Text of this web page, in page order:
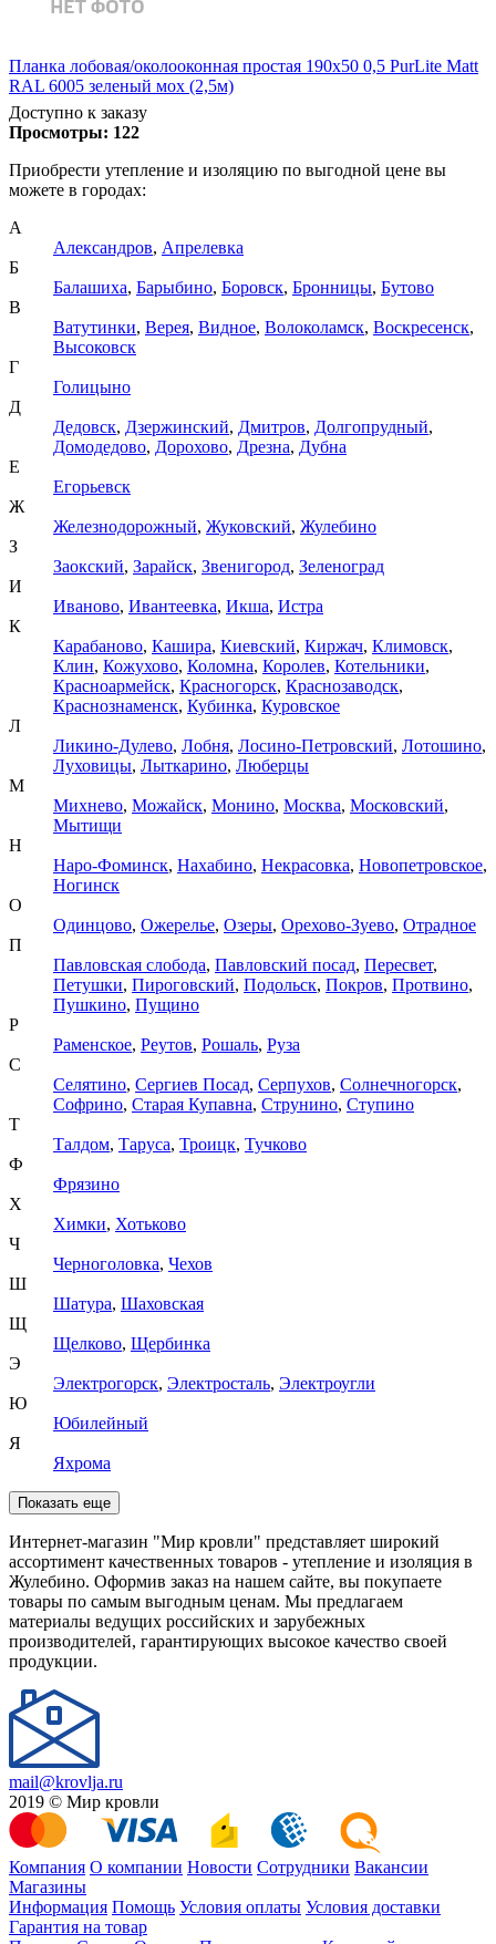
Планка лобовая/околооконная простая 190х50 0,5 PurLite Matt
RAL 6005 зеленый мох (2,5м)
Доступно к заказу
Просмотры: 122
Приобрести утепление и изоляцию по выгодной цене вы
можете в городах:
А
Александров, Апрелевка
Б
Балашиха, Барыбино, Боровск, Бронницы, Бутово
В
Ватутинки, Верея, Видное, Волоколамск, Воскресенск,
Высоковск
Г
Голицыно
Д
Дедовск, Дзержинский, Дмитров, Долгопрудный,
Домодедово, Дорохово, Дрезна, Дубна
Е
Егорьевск
Ж
Железнодорожный, Жуковский, Жулебино
З
Заокский, Зарайск, Звенигород, Зеленоград
И
Иваново, Ивантеевка, Икша, Истра
К
Карабаново, Кашира, Киевский, Киржач, Климовск,
Клин, Кожухово, Коломна, Королев, Котельники,
Красноармейск, Красногорск, Краснозаводск,
Краснознаменск, Кубинка, Куровское
Л
Ликино-Дулево, Лобня, Лосино-Петровский, Лотошино,
Луховицы, Лыткарино, Люберцы
М
Михнево, Можайск, Монино, Москва, Московский,
Мытищи
Н
Наро-Фоминск, Нахабино, Некрасовка, Новопетровское,
Ногинск
О
Одинцово, Ожерелье, Озеры, Орехово-Зуево, Отрадное
П
Павловская слобода, Павловский посад, Пересвет,
Петушки, Пироговский, Подольск, Покров, Протвино,
Пушкино, Пущино
Р
Раменское, Реутов, Рошаль, Руза
С
Селятино, Сергиев Посад, Серпухов, Солнечногорск,
Софрино, Старая Купавна, Струнино, Ступино
Т
Талдом, Таруса, Троицк, Тучково
Ф
Фрязино
Х
Химки, Хотьково
Ч
Черноголовка, Чехов
Ш
Шатура, Шаховская
Щ
Щелково, Щербинка
Э
Электрогорск, Электросталь, Электроугли
Ю
Юбилейный
Я
Яхрома
Показать еще
Интернет-магазин "Мир кровли" представляет широкий
ассортимент качественных товаров - утепление и изоляция в
Жулебино. Оформив заказ на нашем сайте, вы покупаете
товары по самым выгодным ценам. Мы предлагаем
материалы ведущих российских и зарубежных
производителей, гарантирующих высокое качество своей
продукции.
mail@krovlja.ru
2019 © Мир кровли
Компания О компании Новости Сотрудники Вакансии
Магазины
Информация Помощь Условия оплаты Условия доставки
Гарантия на товар